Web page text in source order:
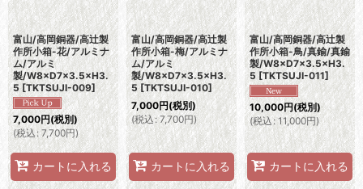
富山/高岡銅器/高辻製
作所小箱-花/アルミナ
ム/アルミ
製/W8×D7×3.5×H3.
5 [TKTSUJI-009]
7,000円(税別)
(税込 : 7,700円)
カートに入れる
富山/高岡銅器/高辻製
作所小箱-梅/アルミナ
ム/アルミ
製/W8×D7×3.5×H3.
5 [TKTSUJI-010]
7,000円(税別)
(税込: 7,700円)
カートに入れる
富山/高岡銅器/高辻製
作所小箱-鳥/真鍮/真鍮
製/W8×D7×3.5×H3.
5 [TKTSUJI-011]
10,000円(税別)
(税込: 11,000円)
カートに入れる